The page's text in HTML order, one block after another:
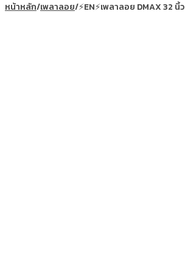
หน้าหลัก/เพลาลอย/⚡EN⚡เพลาลอย DMAX 32 นิ้ว